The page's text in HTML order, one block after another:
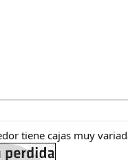
tiene cajas muy